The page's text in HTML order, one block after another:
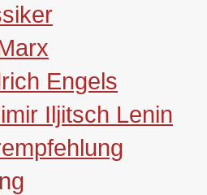
Engels
Iljitsch Lenin